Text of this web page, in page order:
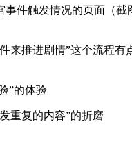
件触发情况的页面（
来推进剧情”这个流程
”的体验
重复的内容”的折磨